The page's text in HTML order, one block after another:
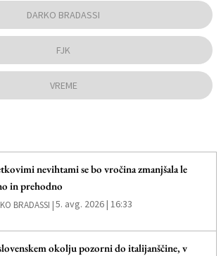
DARKO BRADASSI
FJK
VREME
nevihtami se bo vročina zmanjšala le
in prehodno
BRADASSI |5. avg. 2026 | 16:33
okolju pozorni do italijanščine, v